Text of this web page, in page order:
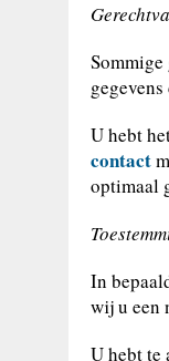
U hebt
contact
optimaal
In
wij u een
U hebt te